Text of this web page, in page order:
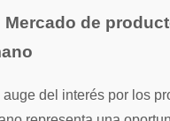
Mercado de
auge del interés por los